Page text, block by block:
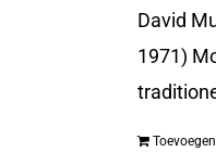
David
1971)